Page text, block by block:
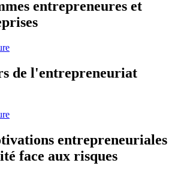
entrepreneures et
de l'entrepreneuriat
entrepreneuriales
face aux risques